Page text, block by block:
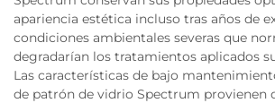
apariencia estética incluso tras años de
condiciones ambientales severas que
degradarían los tratamientos aplicados
Las características de bajo
de patrón de vidrio Spectrum provienen